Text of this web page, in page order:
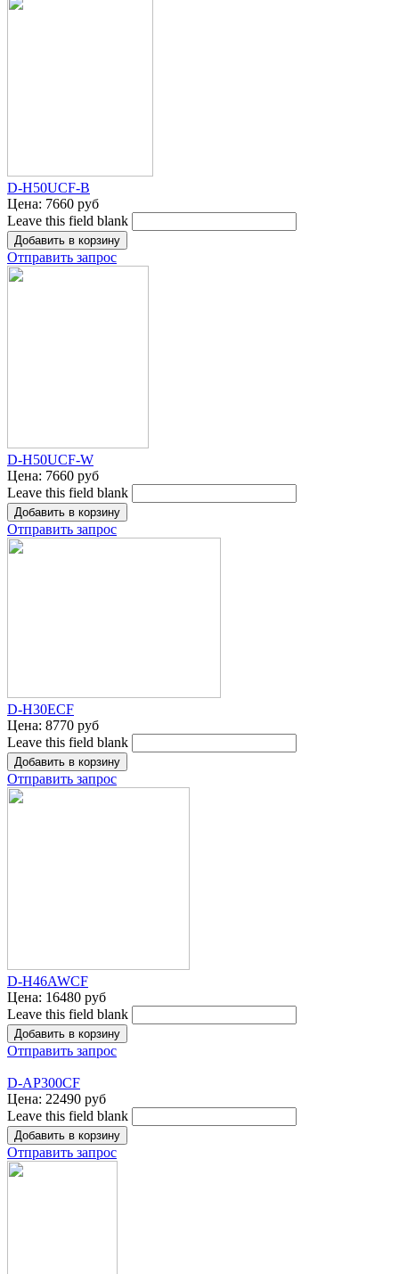
D-H50UCF-B
Цена: 7660 руб
Leave this field blank
Отправить запрос
D-H50UCF-W
Цена: 7660 руб
Leave this field blank
Отправить запрос
D-H30ECF
Цена: 8770 руб
Leave this field blank
Отправить запрос
D-H46AWCF
Цена: 16480 руб
Leave this field blank
Отправить запрос
D-AP300CF
Цена: 22490 руб
Leave this field blank
Отправить запрос